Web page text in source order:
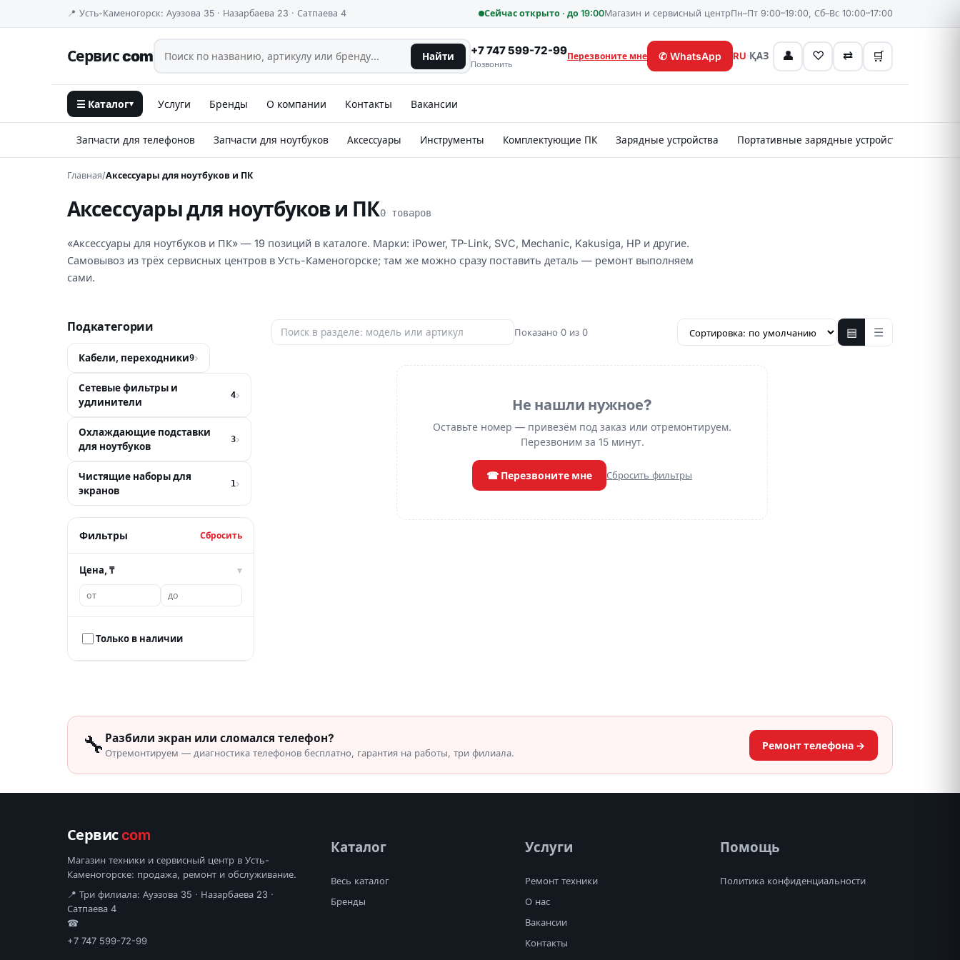
📍 Усть-Каменогорск: Ауэзова 35 · Назарбаева 23 · Сатпаева 4 Сейчас открыто · до 19:00Магазин и сервисный центрПн–Пт 9:00–19:00, Сб–Вс 10:00–17:00
Сервис com Найти +7 747 599-72-99
Позвонить
Перезвоните мне ✆ WhatsApp RU·ҚАЗ 👤 ♡ ⇄ 🛒
☰ Каталог▾ Услуги Бренды О компании Контакты Вакансии
Запчасти для телефонов Запчасти для ноутбуков Аксессуары Инструменты Комплектующие ПК Зарядные устройства Портативные зарядные устройства
Главная/Аксессуары для ноутбуков и ПК
Аксессуары для ноутбуков и ПК0 товаров
«Аксессуары для ноутбуков и ПК» — 19 позиций в каталоге. Марки: iPower, TP-Link, SVC, Mechanic, Kakusiga, HP и другие.
Самовывоз из трёх сервисных центров в Усть-Каменогорске; там же можно сразу поставить деталь — ремонт выполняем
сами.
Подкатегории
Кабели, переходники9›
Сетевые фильтры и
удлинители
4›
Охлаждающие подставки
для ноутбуков
3›
Чистящие наборы для
экранов
1 ›
Фильтры Сбросить
Цена, ₸ ▾
Только в наличии
Показано 0 из 0 ▤ ☰
Не нашли нужное?
Оставьте номер — привезём под заказ или отремонтируем.
Перезвоним за 15 минут.
☎ Перезвоните мне Сбросить фильтры
🔧 Разбили экран или сломался телефон?
Отремонтируем — диагностика телефонов бесплатно, гарантия на работы, три филиала.
Ремонт телефона →
Сервисcom
Магазин техники и сервисный центр в Усть-
Каменогорске: продажа, ремонт и обслуживание.
📍 Три филиала: Ауэзова 35 · Назарбаева 23 ·
Сатпаева 4
☎
+7 747 599-72-99
Каталог
Весь каталог
Бренды
Услуги
Ремонт техники
О нас
Вакансии
Контакты
Помощь
Политика конфиденциальности